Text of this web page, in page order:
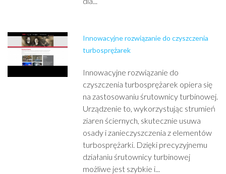
Innowacyjne rozwiązanie do czyszczenia
turbosprężarek
Innowacyjne rozwiązanie do
czyszczenia turbosprężarek opiera się
na zastosowaniu śrutownicy turbinowej.
Urządzenie to, wykorzystując strumień
ziaren ściernych, skutecznie usuwa
osady i zanieczyszczenia z elementów
turbosprężarki. Dzięki precyzyjnemu
działaniu śrutownicy turbinowej
możliwe jest szybkie i...